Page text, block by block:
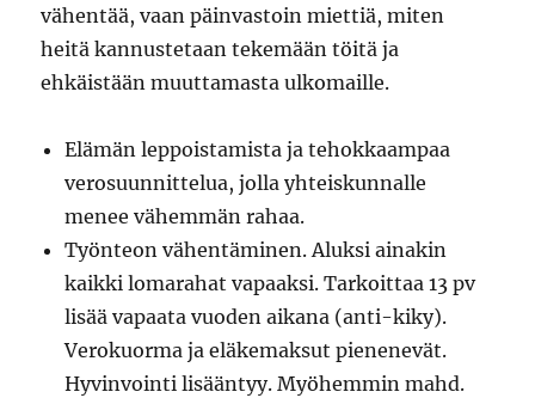
vähentää, vaan päinvastoin miettiä, miten
heitä kannustetaan tekemään töitä ja
ehkäistään muuttamasta ulkomaille.
Elämän leppoistamista ja tehokkaampaa
verosuunnittelua, jolla yhteiskunnalle
menee vähemmän rahaa.
Työnteon vähentäminen. Aluksi ainakin
kaikki lomarahat vapaaksi. Tarkoittaa 13 pv
lisää vapaata vuoden aikana (anti-kiky).
Verokuorma ja eläkemaksut pienenevät.
Hyvinvointi lisääntyy. Myöhemmin mahd.